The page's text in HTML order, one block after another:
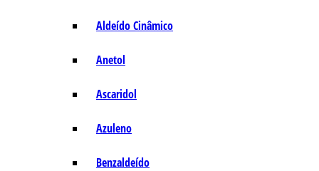
Aldeído Cinâmico
Anetol
Ascaridol
Azuleno
Benzaldeído